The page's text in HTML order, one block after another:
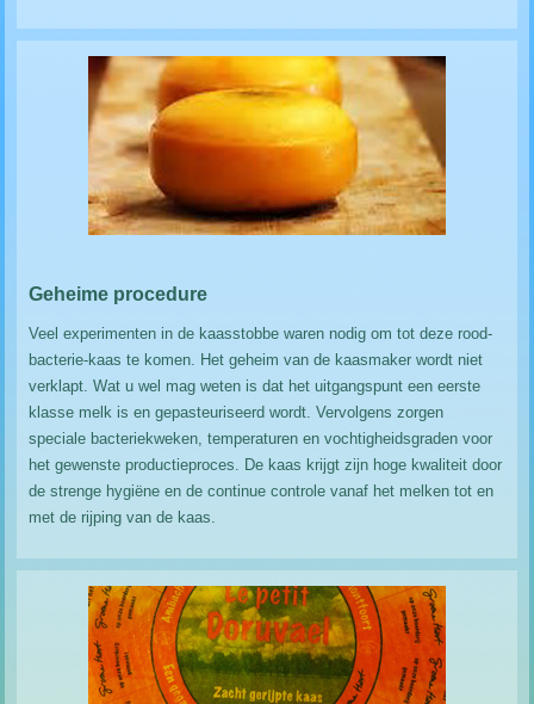
Geheime procedure
Veel experimenten in de kaasstobbe waren nodig om tot deze rood-
bacterie-kaas te komen. Het geheim van de kaasmaker wordt niet
verklapt. Wat u wel mag weten is dat het uitgangspunt een eerste
klasse melk is en gepasteuriseerd wordt. Vervolgens zorgen
speciale bacteriekweken, temperaturen en vochtigheidsgraden voor
het gewenste productieproces. De kaas krijgt zijn hoge kwaliteit door
de strenge hygiëne en de continue controle vanaf het melken tot en
met de rijping van de kaas.